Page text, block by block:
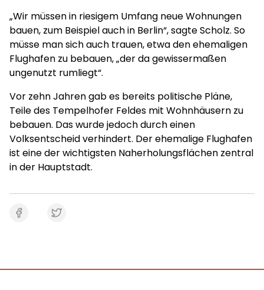
„Wir müssen in riesigem Umfang neue Wohnungen
bauen, zum Beispiel auch in Berlin“, sagte Scholz. So
müsse man sich auch trauen, etwa den ehemaligen
Flughafen zu bebauen, „der da gewissermaßen
ungenutzt rumliegt“.
Vor zehn Jahren gab es bereits politische Pläne,
Teile des Tempelhofer Feldes mit Wohnhäusern zu
bebauen. Das wurde jedoch durch einen
Volksentscheid verhindert. Der ehemalige Flughafen
ist eine der wichtigsten Naherholungsflächen zentral
in der Hauptstadt.